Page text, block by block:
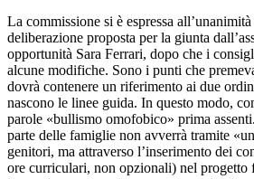
La commissione si è espressa
deliberazione proposta per la giunta
opportunità Sara Ferrari, dopo che i
alcune modifiche. Sono i punti che
dovrà contenere un riferimento ai due
nascono le linee guida. In questo modo,
parole «bullismo omofobico» prima
parte delle famiglie non avverrà tramite
genitori, ma attraverso l’inserimento dei
ore curriculari, non opzionali) nel progetto